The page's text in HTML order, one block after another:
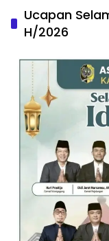
Ucapan
H/2026